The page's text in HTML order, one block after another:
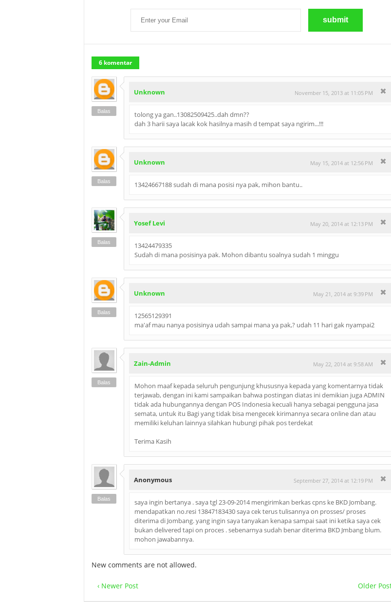
6 komentar
Balas
Unknown November 15, 2013 at 11:05 PM
tolong ya gan..13082509425..dah dmn??
dah 3 harii saya lacak kok hasilnya masih d tempat saya ngirim...!!!
Balas
Unknown May 15, 2014 at 12:56 PM
13424667188 sudah di mana posisi nya pak, mihon bantu..
Balas
Yosef Levi May 20, 2014 at 12:13 PM
13424479335
Sudah di mana posisinya pak. Mohon dibantu soalnya sudah 1 minggu
Balas
Unknown May 21, 2014 at 9:39 PM
12565129391
ma'af mau nanya posisinya udah sampai mana ya pak,? udah 11 hari gak nyampai2
Balas
Zain-Admin May 22, 2014 at 9:58 AM
Mohon maaf kepada seluruh pengunjung khususnya kepada yang komentarnya tidak
terjawab, dengan ini kami sampaikan bahwa postingan diatas ini demikian juga ADMIN
tidak ada hubungannya dengan POS Indonesia kecuali hanya sebagai pengguna jasa
semata, untuk itu Bagi yang tidak bisa mengecek kirimannya secara online dan atau
memiliki keluhan lainnya silahkan hubungi pihak pos terdekat
Terima Kasih
Balas
Anonymous September 27, 2014 at 12:19 PM
saya ingin bertanya . saya tgl 23-09-2014 mengirimkan berkas cpns ke BKD Jombang.
mendapatkan no.resi 13847183430 saya cek terus tulisannya on prosses/ proses
diterima di Jombang. yang ingin saya tanyakan kenapa sampai saat ini ketika saya cek
bukan delivered tapi on proces . sebenarnya sudah benar diterima BKD Jmbang blum.
mohon jawabannya.
New comments are not allowed.
‹ Newer Post Older